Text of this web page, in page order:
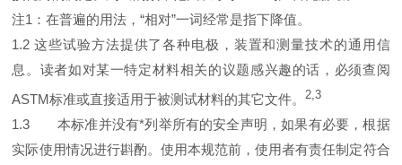
注1：在普遍的用法，“相对”一词经常是指下降值。
1.2 这些试验方法提供了各种电极，装置和测量技术的通用信
息。读者如对某一特定材料相关的议题感兴趣的话，必须查阅
ASTM标准或直接适用于被测试材料的其它文件。2,3
1.3 本标准并没有*列举所有的安全声明，如果有必要，根据
实际使用情况进行斟酌。使用本规范前，使用者有责任制定符合